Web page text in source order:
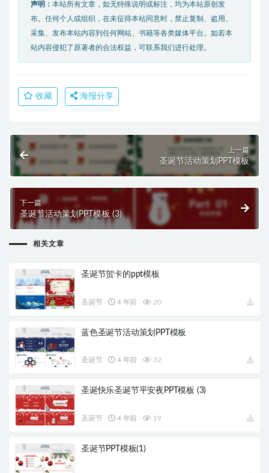
声明： 本站所有文章，如无特殊说明或标注，均为本站原创发
布。任何个人或组织，在未征得本站同意时，禁止复制、盗用、
采集、发布本站内容到任何网站、书籍等各类媒体平台。如若本
站内容侵犯了原著者的合法权益，可联系我们进行处理。
收藏 海报分享
上一篇
圣诞节活动策划PPT模板
下一篇
圣诞节活动策划PPT模板 (3)
相关文章
圣诞节贺卡的ppt模板
圣诞节 4 年前 20
蓝色圣诞节活动策划PPT模板
圣诞节 4 年前 32
圣诞快乐圣诞节平安夜PPT模板 (3)
圣诞节 4 年前 19
圣诞节PPT模板(1)